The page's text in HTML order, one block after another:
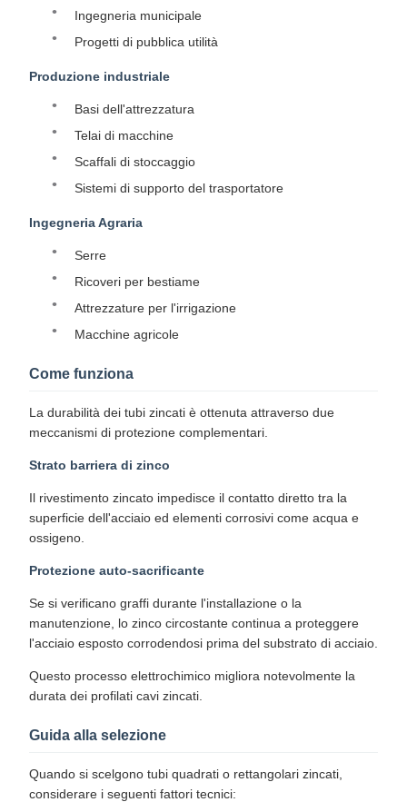
Ingegneria municipale
Progetti di pubblica utilità
Produzione industriale
Basi dell'attrezzatura
Telai di macchine
Scaffali di stoccaggio
Sistemi di supporto del trasportatore
Ingegneria Agraria
Serre
Ricoveri per bestiame
Attrezzature per l'irrigazione
Macchine agricole
Come funziona
La durabilità dei tubi zincati è ottenuta attraverso due
meccanismi di protezione complementari.
Strato barriera di zinco
Il rivestimento zincato impedisce il contatto diretto tra la
superficie dell'acciaio ed elementi corrosivi come acqua e
ossigeno.
Protezione auto-sacrificante
Se si verificano graffi durante l'installazione o la
manutenzione, lo zinco circostante continua a proteggere
l'acciaio esposto corrodendosi prima del substrato di acciaio.
Questo processo elettrochimico migliora notevolmente la
durata dei profilati cavi zincati.
Guida alla selezione
Quando si scelgono tubi quadrati o rettangolari zincati,
considerare i seguenti fattori tecnici: